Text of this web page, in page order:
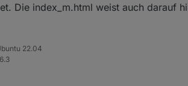
er findet die index.html nicht:
Die index_m.html weist auch darauf
22.04